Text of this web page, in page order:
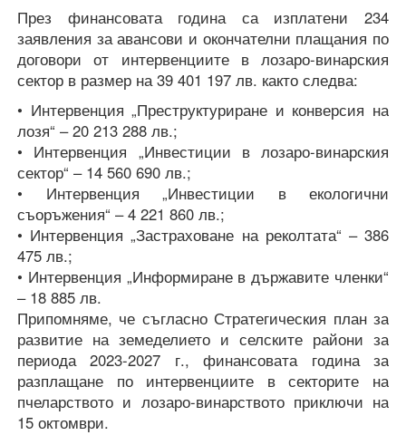
През финансовата година са изплатени 234
заявления за авансови и окончателни плащания по
договори от интервенциите в лозаро-винарския
сектор в размер на 39 401 197 лв. както следва:
• Интервенция „Преструктуриране и конверсия на
лозя“ – 20 213 288 лв.;
• Интервенция „Инвестиции в лозаро-винарския
сектор“ – 14 560 690 лв.;
• Интервенция „Инвестиции в екологични
съоръжения“ – 4 221 860 лв.;
• Интервенция „Застраховане на реколтата“ – 386
475 лв.;
• Интервенция „Информиране в държавите членки“
– 18 885 лв.
Припомняме, че съгласно Стратегическия план за
развитие на земеделието и селските райони за
периода 2023-2027 г., финансовата година за
разплащане по интервенциите в секторите на
пчеларството и лозаро-винарството приключи на
15 октомври.